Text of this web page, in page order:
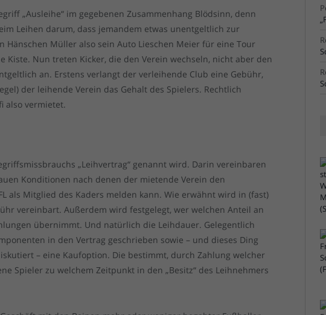
„Ausleihe“ im gegebenen Zusammenhang Blödsinn, denn
Leihen darum, dass jemandem etwas unentgeltlich zur
Hänschen Müller also sein Auto Lieschen Meier für eine Tour
Kiste. Nun treten Kicker, die den Verein wechseln, nicht aber den
an. Erstens verlangt der verleihende Club eine Gebühr,
der leihende Verein das Gehalt des Spielers. Rechtlich
also vermietet.
„Leihvertrag“ genannt wird. Darin vereinbaren
Konditionen nach denen der mietende Verein den
als Mitglied des Kaders melden kann. Wie erwähnt wird in (fast)
vereinbart. Außerdem wird festgelegt, wer welchen Anteil an
übernimmt. Und natürlich die Leihdauer. Gelegentlich
in den Vertrag geschrieben sowie – und dieses Ding
– eine Kaufoption. Die bestimmt, durch Zahlung welcher
Spieler zu welchem Zeitpunkt in den „Besitz“ des Leihnehmers